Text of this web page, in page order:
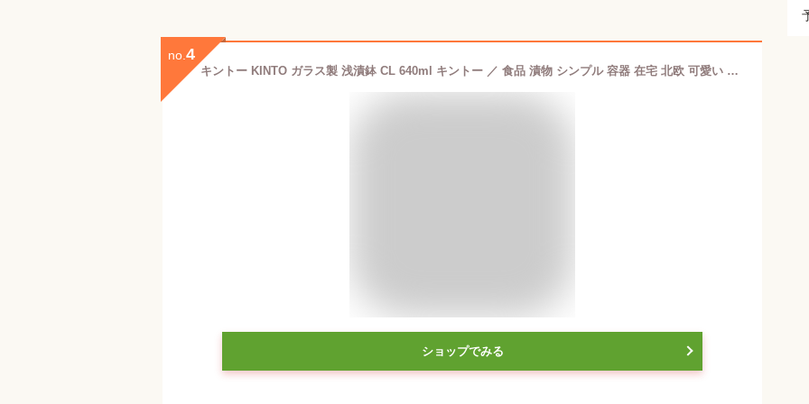
no. 4
キントー KINTO ガラス製 浅漬鉢 CL 640ml キントー ／ 食品 漬物 シンプル 容器 在宅 北欧 可愛い 母の日 父の日 プレゼント
ショップでみる